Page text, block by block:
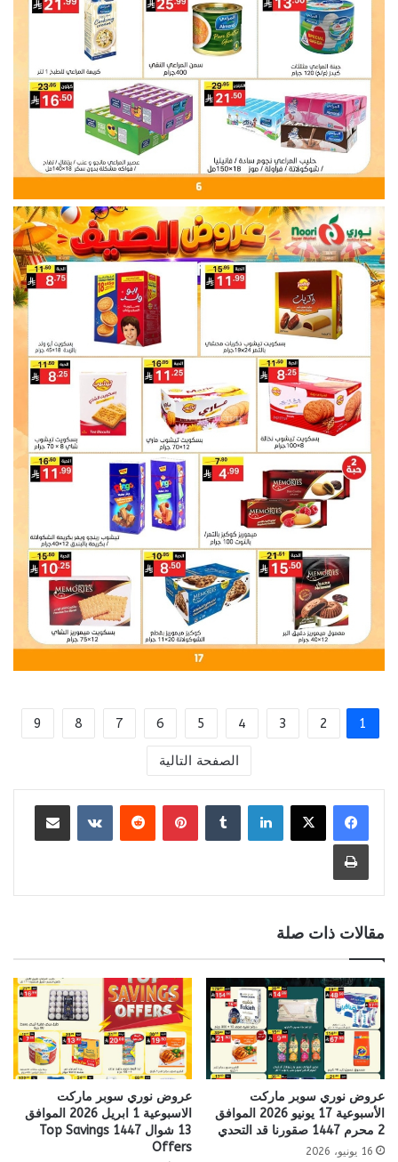
1
2
3
4
5
6
7
8
9
الصفحة التالية
لينكدإن بينتيريست مشاركة عبر البريد
طباعة
مقالات ذات صلة
عروض نوري سوبر ماركت
الأسبوعية 17 يونيو 2026 الموافق
2 محرم 1447 صقورنا قد التحدي
16 يونيو، 2026
عروض نوري سوبر ماركت
الاسبوعية 1 ابريل 2026 الموافق
13 شوال 1447 Top Savings
Offers